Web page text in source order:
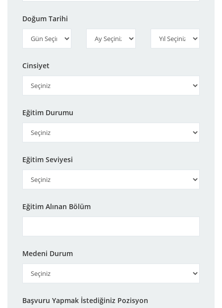
Doğum Tarihi
Cinsiyet
Eğitim Durumu
Eğitim Seviyesi
Eğitim Alınan Bölüm
Medeni Durum
Başvuru Yapmak İstediğiniz Pozisyon